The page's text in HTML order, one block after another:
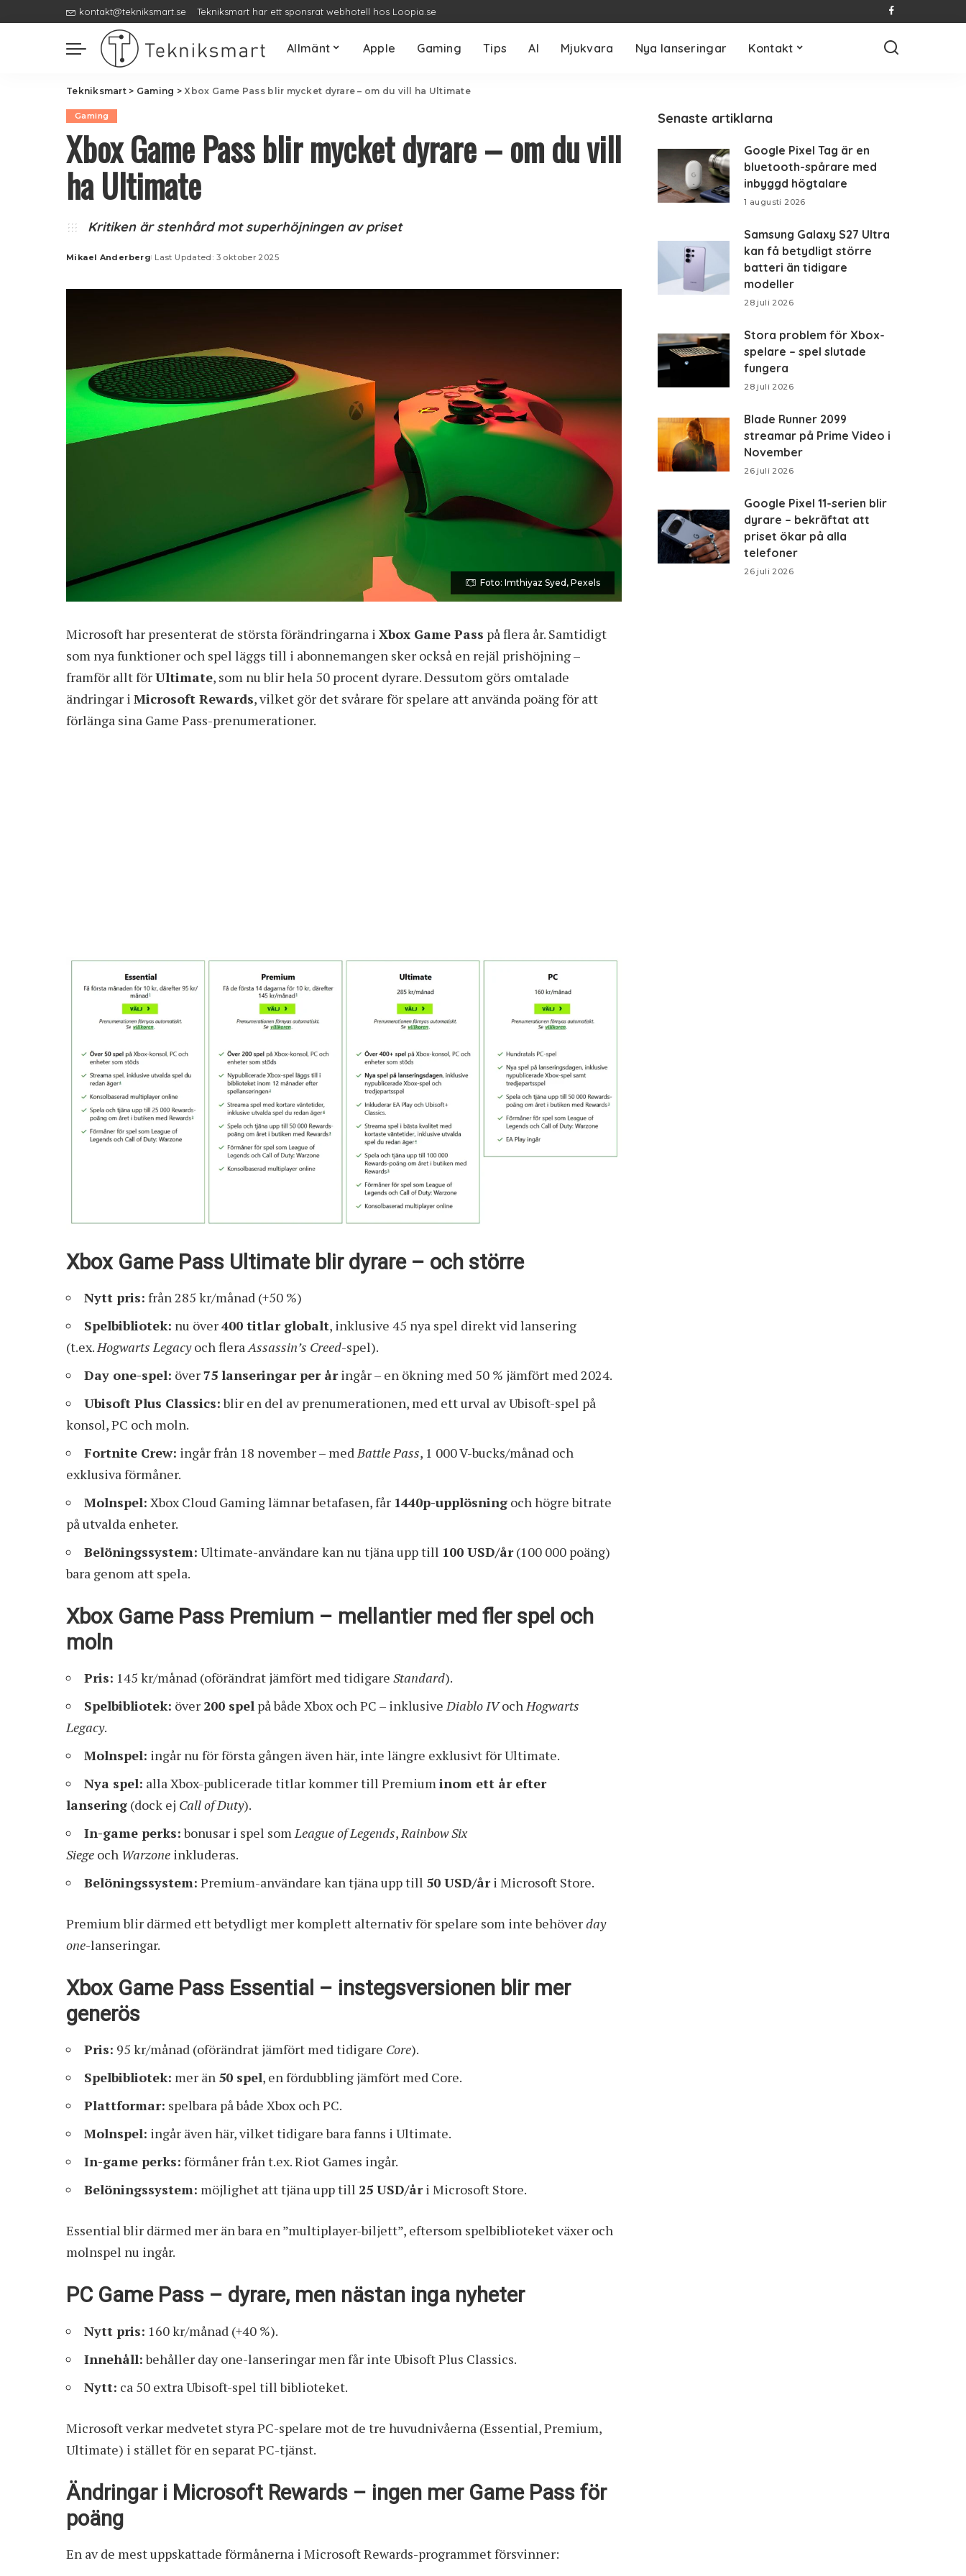
kontakt@tekniksmart.se Tekniksmart har ett sponsrat webhotell hos Loopia.se
Allmänt Apple Gaming Tips AI Mjukvara Nya lanseringar Kontakt
Tekniksmart> Gaming >Xbox Game Pass blir mycket dyrare – om du vill ha Ultimate
Gaming
Xbox Game Pass blir mycket dyrare – om du vill
ha Ultimate
Kritiken är stenhård mot superhöjningen av priset
Posted
Mikael Anderberg Last Updated: 3 oktober 2025
Foto: Imthiyaz Syed, Pexels
Microsoft har presenterat de största förändringarna i Xbox Game Pass på flera år. Samtidigt
som nya funktioner och spel läggs till i abonnemangen sker också en rejäl prishöjning –
framför allt förUltimate, som nu blir hela 50 procent dyrare. Dessutom görs omtalade
ändringar i Microsoft Rewards, vilket gör det svårare för spelare att använda poäng för att
förlänga sina Game Pass-prenumerationer.
Xbox Game Pass Ultimate blir dyrare – och större
Nytt pris: från 285 kr/månad (+50 %)
Spelbibliotek: nu över400 titlar globalt, inklusive 45 nya spel direkt vid lansering
(t.ex.Hogwarts Legacyoch fleraAssassin’s Creed-spel).
Day one-spel: över75 lanseringar per åringår – en ökning med 50 % jämfört med 2024.
Ubisoft Plus Classics:blir en del av prenumerationen, med ett urval av Ubisoft-spel på
konsol, PC och moln.
Fortnite Crew: ingår från 18 november – medBattle Pass, 1 000 V-bucks/månad och
exklusiva förmåner.
Molnspel: Xbox Cloud Gaming lämnar betafasen, får 1440p-upplösning och högre bitrate
på utvalda enheter.
Belöningssystem: Ultimate-användare kan nu tjäna upp till 100 USD/år(100 000 poäng)
bara genom att spela.
Xbox Game Pass Premium – mellantier med fler spel och
moln
Pris: 145 kr/månad (oförändrat jämfört med tidigare Standard).
Spelbibliotek: över 200 spel på både Xbox och PC – inklusiveDiablo IVochHogwarts
Legacy.
Molnspel: ingår nu för första gången även här, inte längre exklusivt för Ultimate.
Nya spel: alla Xbox-publicerade titlar kommer till Premiuminom ett år efter
lansering (dock ej Call of Duty).
In-game perks:bonusar i spel somLeague of Legends,Rainbow Six
Siege och Warzone inkluderas.
Belöningssystem: Premium-användare kan tjäna upp till 50 USD/åri Microsoft Store.
Premium blir därmed ett betydligt mer komplett alternativ för spelare som inte behöverday
one-lanseringar.
Xbox Game Pass Essential – instegsversionen blir mer
generös
Pris: 95 kr/månad (oförändrat jämfört med tidigare Core).
Spelbibliotek: mer än 50 spel, en fördubbling jämfört med Core.
Plattformar: spelbara på både Xbox och PC.
Molnspel: ingår även här, vilket tidigare bara fanns i Ultimate.
In-game perks: förmåner från t.ex. Riot Games ingår.
Belöningssystem: möjlighet att tjäna upp till 25 USD/åri Microsoft Store.
Essential blir därmed mer än bara en ”multiplayer-biljett”, eftersom spelbiblioteket växer och
molnspel nu ingår.
PC Game Pass – dyrare, men nästan inga nyheter
Nytt pris: 160 kr/månad (+40 %).
Innehåll:behåller day one-lanseringar men får inte Ubisoft Plus Classics.
Nytt: ca 50 extra Ubisoft-spel till biblioteket.
Microsoft verkar medvetet styra PC-spelare mot de tre huvudnivåerna (Essential, Premium,
Ultimate) i stället för en separat PC-tjänst.
Ändringar i Microsoft Rewards – ingen mer Game Pass för
poäng
En av de mest uppskattade förmånerna i Microsoft Rewards-programmet försvinner:
Senaste artiklarna
Google Pixel Tag är en
bluetooth-spårare med
inbyggd högtalare
1 augusti 2026
Samsung Galaxy S27 Ultra
kan få betydligt större
batteri än tidigare
modeller
28 juli 2026
Stora problem för Xbox-
spelare – spel slutade
fungera
28 juli 2026
Blade Runner 2099
streamar på Prime Video i
November
26 juli 2026
Google Pixel 11-serien blir
dyrare – bekräftat att
priset ökar på alla
telefoner
26 juli 2026